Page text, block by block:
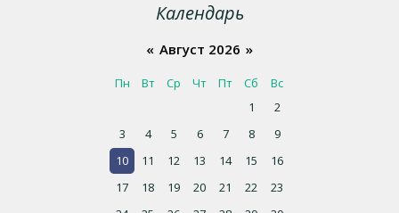
Календарь
« Август 2026 »
Пн Вт Ср Чт Пт Сб
Вс
1
2
3
4 5 6 7 8
9
10
11 12 13 14 15
16
17
18 19 20 21 22
23